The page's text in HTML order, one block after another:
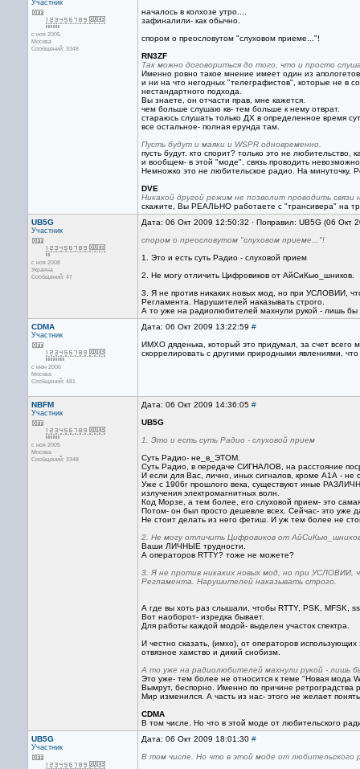
Участник
с ноя 2005
Москва
Сообщений: 3348
началось в колхозе утро....
зафиналили- как обычно.
спором о преословутом "слуховом приеме..."!
RN3ZF
Так можно договориться до того, что и просто
Именно ровно такое мнение имеет один из
и ни на что негодных "телеграфистов", которые не в
нестандартного подхода.
Вы знаете, он отчасти прав, мне кажется.
чем больше слушаю кв- тем больше к нему отврат.
стараюсь слушать только ДХ в определенное время
все остальное- полная ерунда там.
Пусть будут и маяки и WSPR одновременно.
пусть будут. кто спорит? только это не любительство,
и вообщем- в этой "моде", связь проводить
Немножко это не любительское радио. На минуточку.
DVE
Никакой другой режим не позволит проводить
скажите, Вы РЕАЛЬНО работаете с "трансивера" на
UB5G
Участник
с ноя 2008
Украина
Сообщений: 47
Дата: 06 Окт 2009 12:50:32 · Поправил: UB5G (06 Окт
спором о преословутом "слуховом приеме..."!
1. Это и есть суть Радио - слуховой прием
2. Не могу отличить Цифровиков от АйСиКью_шников.
3. Я не против никаких новых мод, но при УСЛОВИИ,
Регламента. Нарушителей наказывать строго.
А то уже на радиолюбителей махнули рукой - лишь
CDMA
Участник
с июн 2006
Москва
Сообщений: 481
Дата: 06 Окт 2009 13:22:59 #
ИМХО дяденька, который это придумал, за счет всего
скоррелировать с другими природными явлениями,
NBFM
Участник
с ноя 2005
Москва
Сообщений: 3348
Дата: 06 Окт 2009 14:36:05 #
UB5G
1. Это и есть суть Радио - слуховой прием
Суть Радио- не_в_ЭТОМ.
Суть Радио, в передаче СИГНАЛОВ, на расстояние
И если для Вас, лично, иных сигналов, кроме А1А - не
Уже с 1906г прошлого века, существуют иные
излучения электромагнитных волн.
Код Морзе, а тем более, его слуховой прием- это
Потом- он был просто дешевле всех. Сейчас- это уже
Не стоит делать из него фетиш. И уж тем более не
2. Не могу отличить Цифровиков от
Ваши ЛИЧНЫЕ трудности.
А операторов RTTY? тоже не можете?
3. Я не против никаких новых мод, но при
Регламента. Нарушителей наказывать строго.
А где вы хоть раз слышали, чтобы RTTY, PSK, MFSK,
Вот наоборот- изредка бывает.
Для работы каждой модой- выделен участок спектра.
И честно сказать, (имхо), от операторов
отвязное хамство и дикий снобизм.
А то уже на радиолюбителей махнули рукой - лишь
Это уже- тем более не относится к теме "Новая мода
Вымрут, беспорно. Именно по причине ретроградства
Мир изменился. А часть из нас- этого не желает
CDMA
В том числе. Но что в этой моде от любительского
UB5G
Участник
Дата: 06 Окт 2009 18:01:30 #
В том числе. Но что в этой моде от любительского